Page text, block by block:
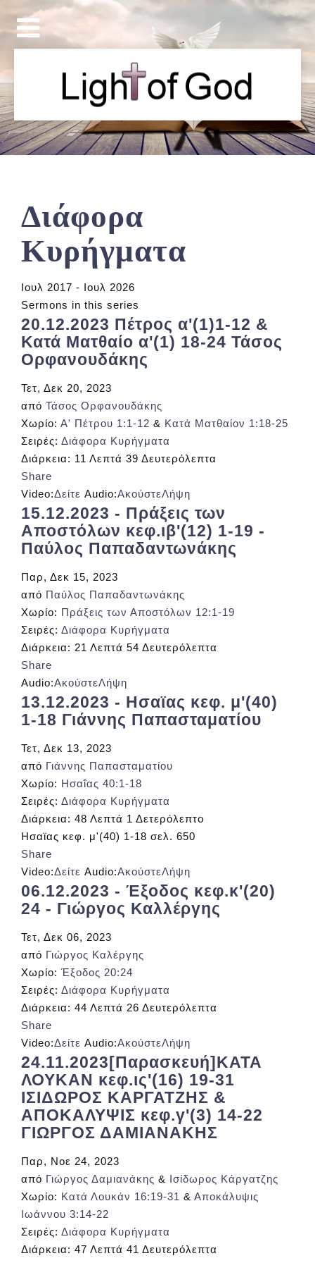
Διάφορα
Κυρήγματα
Ιουλ 2017 - Ιουλ 2026
Sermons in this series
20.12.2023 Πέτρος α'(1)1-12 &
Κατά Ματθαίο α'(1) 18-24 Τάσος
Ορφανουδάκης
Τετ, Δεκ 20, 2023
από Τάσος Ορφανουδάκης
Χωρίο: Α' Πέτρου 1:1-12 & Κατά Ματθαίον 1:18-25
Σειρές: Διάφορα Κυρήγματα
Διάρκεια: 11 Λεπτά 39 Δευτερόλεπτα
Share
Video:Δείτε Audio:ΑκούστεΛήψη
15.12.2023 - Πράξεις των
Αποστόλων κεφ.ιβ'(12) 1-19 -
Παύλος Παπαδαντωνάκης
Παρ, Δεκ 15, 2023
από Παύλος Παπαδαντωνάκης
Χωρίο: Πράξεις των Αποστόλων 12:1-19
Σειρές: Διάφορα Κυρήγματα
Διάρκεια: 21 Λεπτά 54 Δευτερόλεπτα
Share
Audio:ΑκούστεΛήψη
13.12.2023 - Ησαϊας κεφ. μ'(40)
1-18 Γιάννης Παπασταματίου
Τετ, Δεκ 13, 2023
από Γιάννης Παπασταματίου
Χωρίο: Ησαΐας 40:1-18
Σειρές: Διάφορα Κυρήγματα
Διάρκεια: 48 Λεπτά 1 Δετερόλεπτο
Ησαϊας κεφ. μ'(40) 1-18 σελ. 650
Share
Video:Δείτε Audio:ΑκούστεΛήψη
06.12.2023 - Έξοδος κεφ.κ'(20)
24 - Γιώργος Καλλέργης
Τετ, Δεκ 06, 2023
από Γιώργος Καλέργης
Χωρίο: Έξοδος 20:24
Σειρές: Διάφορα Κυρήγματα
Διάρκεια: 44 Λεπτά 26 Δευτερόλεπτα
Share
Video:Δείτε Audio:ΑκούστεΛήψη
24.11.2023[Παρασκευή]ΚΑΤΑ
ΛΟΥΚΑΝ κεφ.ις'(16) 19-31
ΙΣΙΔΩΡΟΣ ΚΑΡΓΑΤΖΗΣ &
ΑΠΟΚΑΛΥΨΙΣ κεφ.γ'(3) 14-22
ΓΙΩΡΓΟΣ ΔΑΜΙΑΝΑΚΗΣ
Παρ, Νοε 24, 2023
από Γιώργος Δαμιανάκης & Ισίδωρος Κάργατζης
Χωρίο: Κατά Λουκάν 16:19-31 & Αποκάλυψις
Ιωάννου 3:14-22
Σειρές: Διάφορα Κυρήγματα
Διάρκεια: 47 Λεπτά 41 Δευτερόλεπτα